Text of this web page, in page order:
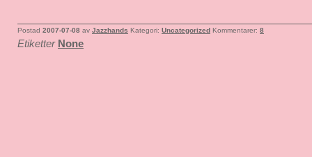
Postad 2007-07-08 av Jazzhands Kategori: Uncategorized Kommentarer: 8
Etiketter None